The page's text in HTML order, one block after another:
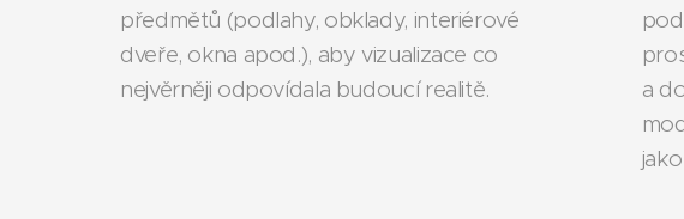
předmětů (podlahy, obklady, interiérové
dveře, okna apod.), aby vizualizace co
nejvěrněji odpovídala budoucí realitě.
a